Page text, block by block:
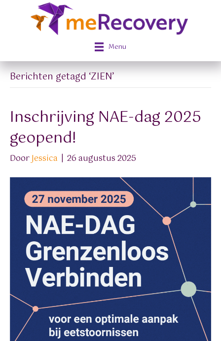
Menu
Berichten getagd ‘ZIEN’
Inschrijving NAE-dag 2025
geopend!
DoorJessica | 26 augustus 2025